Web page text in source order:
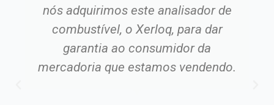
nós adquirimos este analisador de
combustível, o Xerloq, para dar
garantia ao consumidor da
mercadoria que estamos vendendo.